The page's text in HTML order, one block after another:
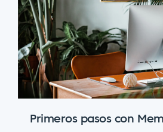
Primeros pasos con